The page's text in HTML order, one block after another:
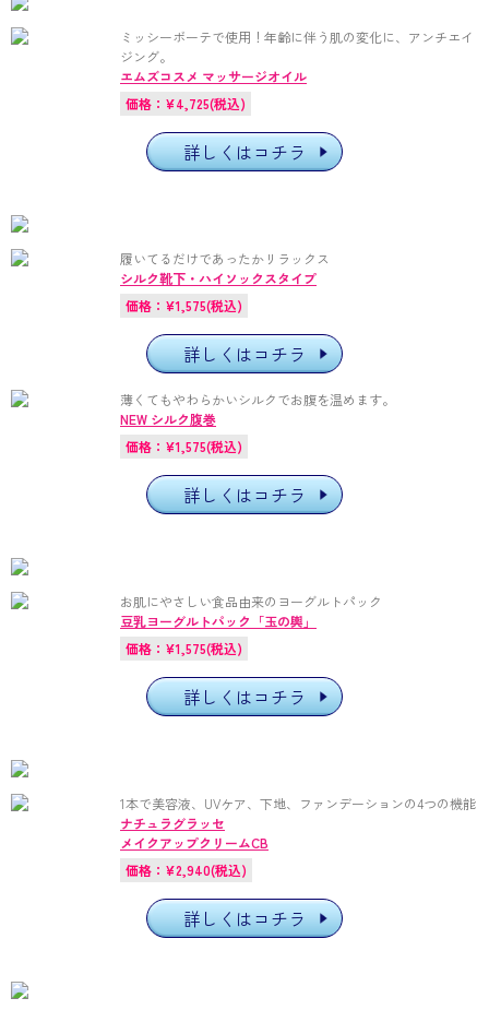
ミッシーボーテで使用！年齢に伴う肌の変化に、アンチエイ
ジング。
エムズコスメ マッサージオイル
価格：¥4,725(税込)
詳しくはコチラ
履いてるだけであったかリラックス
シルク靴下・ハイソックスタイプ
価格：¥1,575(税込)
詳しくはコチラ
薄くてもやわらかいシルクでお腹を温めます。
NEW シルク腹巻
価格：¥1,575(税込)
詳しくはコチラ
お肌にやさしい食品由来のヨーグルトパック
豆乳ヨーグルトパック「玉の輿」
価格：¥1,575(税込)
詳しくはコチラ
1本で美容液、UVケア、下地、ファンデーションの4つの機能
ナチュラグラッセ
メイクアップクリームCB
価格：¥2,940(税込)
詳しくはコチラ